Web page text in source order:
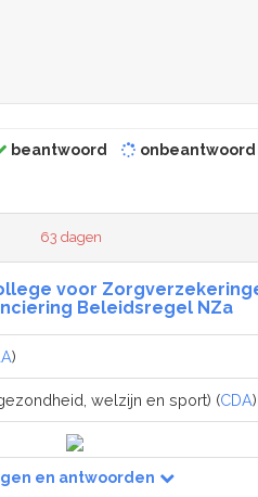
beantwoord onbeantwoord
63 dagen
voor
Beleidsregel NZa
)
welzijn en sport) (CDA)
en antwoorden